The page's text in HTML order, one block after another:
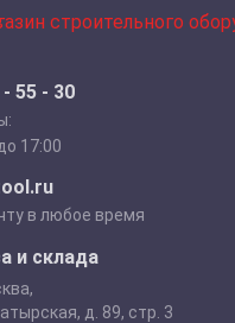
55 - 30
17:00
в любое время
и склада
,
д. 89, стр. 3